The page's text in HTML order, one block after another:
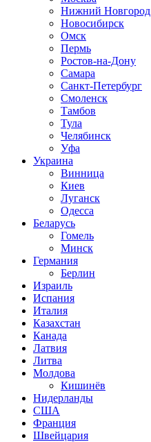
Нижний Новгород
Новосибирск
Омск
Пермь
Ростов-на-Дону
Самара
Санкт-Петербург
Смоленск
Тамбов
Тула
Челябинск
Уфа
Украина
Винница
Киев
Луганск
Одесса
Беларусь
Гомель
Минск
Германия
Берлин
Израиль
Испания
Италия
Казахстан
Канада
Латвия
Литва
Молдова
Кишинёв
Нидерланды
США
Франция
Швейцария